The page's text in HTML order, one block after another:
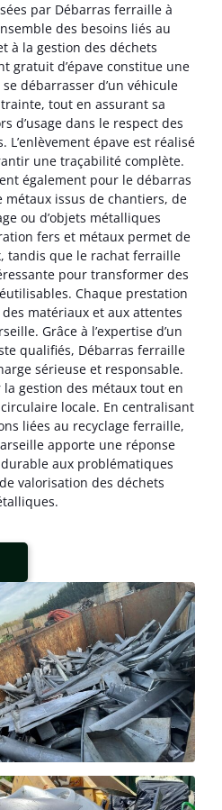
par Débarras ferraille à
des besoins liés au
à la gestion des déchets
gratuit d’épave constitue une
débarrasser d’un véhicule
tout en assurant sa
d’usage dans le respect des
L’enlèvement épave est réalisé
une traçabilité complète.
également pour le débarras
métaux issus de chantiers, de
ou d’objets métalliques
fers et métaux permet de
tandis que le rachat ferraille
pour transformer des
Chaque prestation
matériaux et aux attentes
Grâce à l’expertise d’un
qualifiés, Débarras ferraille
sérieuse et responsable.
la gestion des métaux tout en
locale. En centralisant
liées au recyclage ferraille,
apporte une réponse
aux problématiques
valorisation des déchets